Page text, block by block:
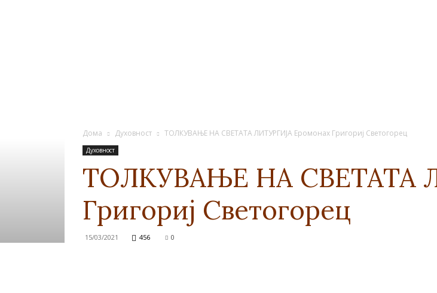
Дома Духовност ТОЛКУВАЊЕ НА СВЕТАТА ЛИТУРГИЈА Еромонах Григориј Светогорец
Духовност
ТОЛКУВАЊЕ НА СВЕТАТА
Григориј Светогорец
15/03/2021 456 0